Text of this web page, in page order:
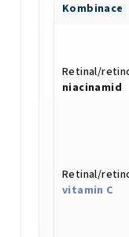
Kombinace
Retinal/
niacinamid
Retinal/
vitamin C